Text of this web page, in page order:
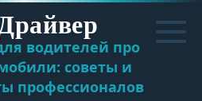
водителей про
советы и
профессионалов